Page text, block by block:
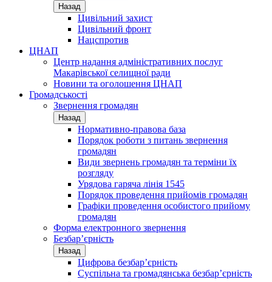
Назад
Цивільний захист
Цивільний фронт
Нацспротив
ЦНАП
Центр надання адміністративних послуг
Макарівської селищної ради
Новини та оголошення ЦНАП
Громадськості
Звернення громадян
Назад
Нормативно-правова база
Порядок роботи з питань звернення
громадян
Види звернень громадян та терміни їх
розгляду
Урядова гаряча лінія 1545
Порядок проведення прийомів громадян
Графіки проведення особистого прийому
громадян
Форма електронного звернення
Безбар’єрність
Назад
Цифрова безбар’єрність
Суспільна та громадянська безбар’єрність